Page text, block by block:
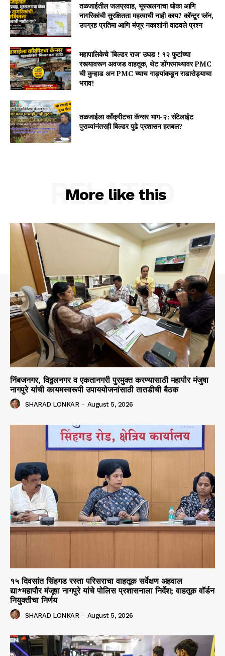
तळजाईतील जलप्रवाह, भूस्खलनाचा धोका आणि
नागरिकांची सुरक्षितता महत्वाची नाही काय? कॉन्टूर प्लॅन,
उपग्रह प्रतिमा आणि मंजूर नकाशांनी वाढवले प्रश्न
महापालिकेचे ‘बिल्डर राज’ उघड ! १२ फुटांच्या
रस्त्यावरून अवजड वाहतूक, थेट डोंगरमाथ्यावर PMC
ची कुऱ्हाड अन PMC च्याच गाड्यांकडून राडारोड्याचा
भराव!
तळजाईला कॉंक्रीटचा कॅन्सर भाग-२: सॅटेलाईट
पुराव्यांनंतरही बिल्डर पुढे प्रशासन हतबल?
More like this
RELATED
निंबजनगर, विठ्ठलनगर व एकतानगरी पुरमुक्त करण्यासाठी महापौर मंजुषा
नागपुरे यांची कायमस्वरूपी उपाययोजनांसाठी तातडीची बैठक
SHARAD LONKAR - August 5, 2026
१५ दिवसांत सिंहगड रस्ता परिसराचा वाहतूक सर्वेक्षण अहवाल
द्या*महापौर मंजूषा नागपुरे यांचे पोलिस प्रशासनाला निर्देश; वाहतूक वॉर्डन
नियुक्तीचा निर्णय
SHARAD LONKAR - August 5, 2026